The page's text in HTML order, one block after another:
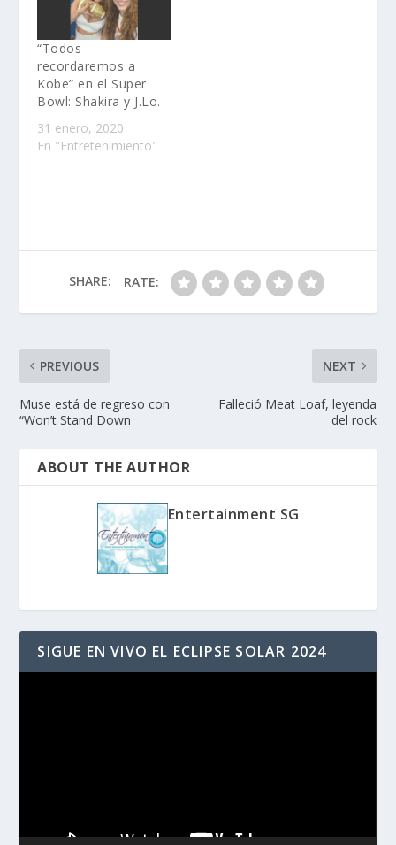
“Todos
recordaremos a
Kobe” en el Super
Bowl: Shakira y J.Lo.
31 enero, 2020
En "Entretenimiento"
SHARE: RATE:
PREVIOUS
Muse está de regreso con
“Won’t Stand Down
NEXT
Falleció Meat Loaf, leyenda
del rock
ABOUT THE AUTHOR
Entertainment SG
SIGUE EN VIVO EL ECLIPSE SOLAR 2024